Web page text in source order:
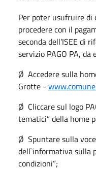
Per poter usufruire di
procedere con il
seconda dell’ISEE di
servizio PAGO PA,
Ø Accedere sulla
Grotte -
Ø Cliccare sul logo
tematici” della home
Ø Spuntare sulla
dell`informativa sulla
condizioni”;